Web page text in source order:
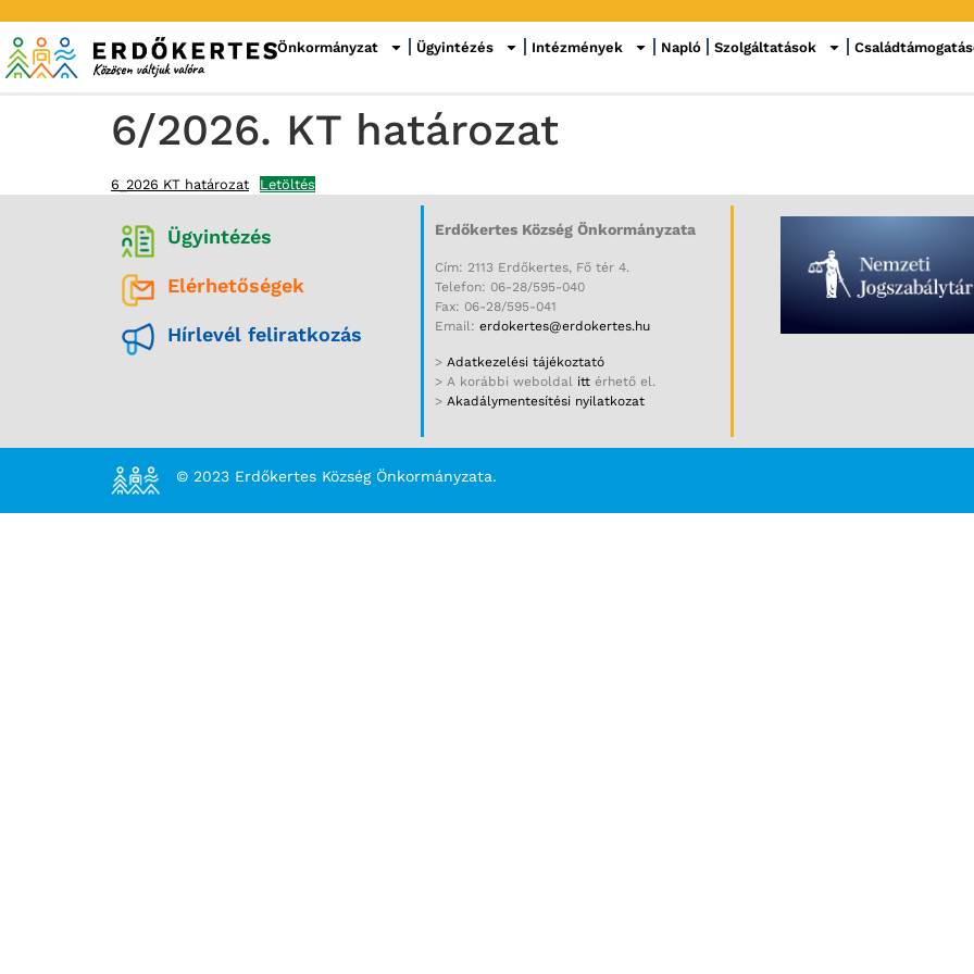
Önkormányzat Ügyintézés Intézmények Napló Szolgáltatások
6/2026. KT határozat
6_2026 KT határozat Letöltés
Ügyintézés
Elérhetőségek
Hírlevél feliratkozás
Erdőkertes Község Önkormányzata
Cím: 2113 Erdőkertes, Fő tér 4.
Telefon: 06-28/595-040
Fax: 06-28/595-041
Email: erdokertes@erdokertes.hu
> Adatkezelési tájékoztató
> A korábbi weboldal itt érhető el.
> Akadálymentesítési nyilatkozat
© 2023 Erdőkertes Község Önkormányzata.